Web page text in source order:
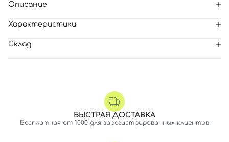
Описание
Характеристики
Склад
БЫСТРАЯ ДОСТАВКА
Бесплатная от 1000 для зарегистрированных клиентов